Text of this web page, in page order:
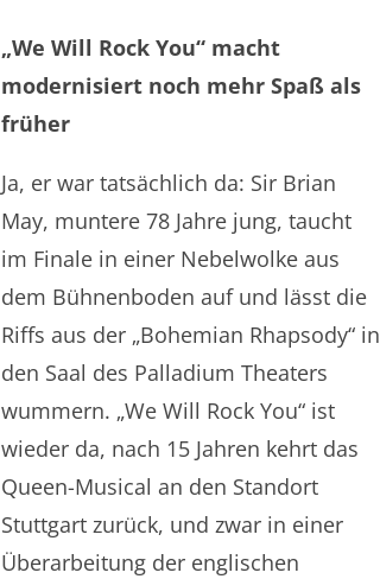
„We Will Rock You“ macht
modernisiert noch mehr Spaß als
früher
Ja, er war tatsächlich da: Sir Brian
May, muntere 78 Jahre jung, taucht
im Finale in einer Nebelwolke aus
dem Bühnenboden auf und lässt die
Riffs aus der „Bohemian Rhapsody“ in
den Saal des Palladium Theaters
wummern. „We Will Rock You“ ist
wieder da, nach 15 Jahren kehrt das
Queen-Musical an den Standort
Stuttgart zurück, und zwar in einer
Überarbeitung der englischen